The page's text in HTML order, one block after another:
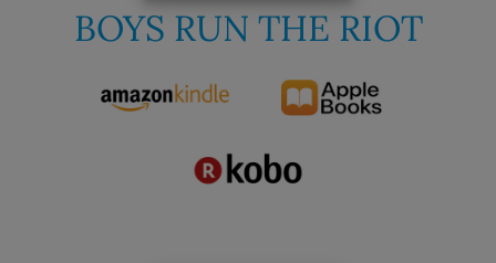
BOYS RUN THE RIOT